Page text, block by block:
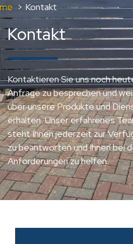
Kontakt
Kontakt
Kontaktieren Sie uns noch
Anfrage zu besprechen und
über unsere Produkte und
erhalten. Unser erfahrenes
steht Ihnen jederzeit zur
zu beantworten und Ihnen bei
Anforderungen zu helfen.